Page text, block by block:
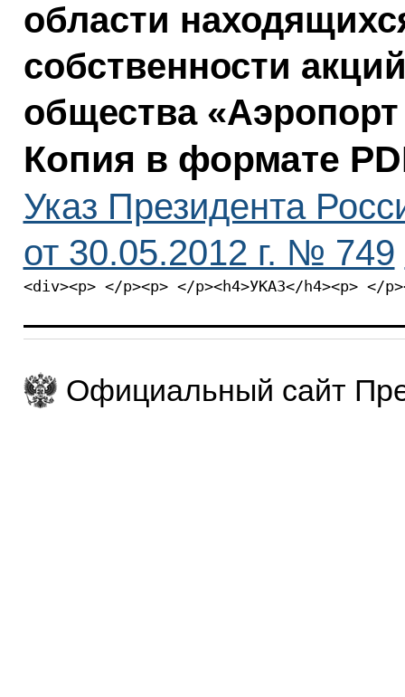
области
собственности
общества
Копия в формате
Указ Президента
от 30.05.2012 г. № 749
<div><p> </p><p> </p><h4>УКАЗ</h4><p> </
Официальный сайт